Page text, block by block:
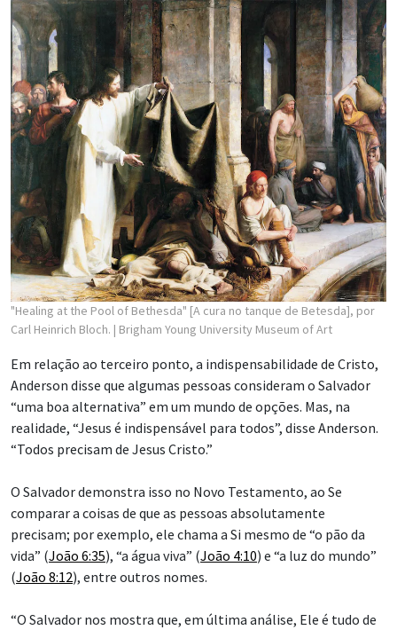
"Healing at the Pool of Bethesda" [A cura no tanque de Betesda], por
Carl Heinrich Bloch. | Brigham Young University Museum of Art
Em relação ao terceiro ponto, a indispensabilidade de Cristo,
Anderson disse que algumas pessoas consideram o Salvador
“uma boa alternativa” em um mundo de opções. Mas, na
realidade, “Jesus é indispensável para todos”, disse Anderson.
“Todos precisam de Jesus Cristo.”
O Salvador demonstra isso no Novo Testamento, ao Se
comparar a coisas de que as pessoas absolutamente
precisam; por exemplo, ele chama a Si mesmo de “o pão da
vida” (João 6:35), “a água viva” (João 4:10) e “a luz do mundo”
(João 8:12), entre outros nomes.
“O Salvador nos mostra que, em última análise, Ele é tudo de